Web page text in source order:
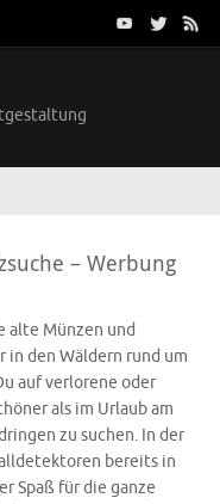
– Werbung
alte Münzen und
in den Wäldern rund um
auf verlorene oder
als im Urlaub am
zu suchen. In der
bereits in
Spaß für die ganze